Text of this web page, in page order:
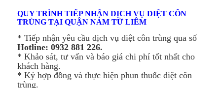
QUY TRÌNH TIẾP NHẬN DỊCH VỤ DIỆT CÔN
TRÙNG TẠI QUẬN NAM TỪ LIÊM
* Tiếp nhận yêu cầu dịch vụ diệt côn trùng qua số
Hotline: 0932 881 226.
* Khảo sát, tư vấn và báo giá chi phí tốt nhất cho
khách hàng.
* Ký hợp đồng và thực hiện phun thuốc diệt côn
trùng.